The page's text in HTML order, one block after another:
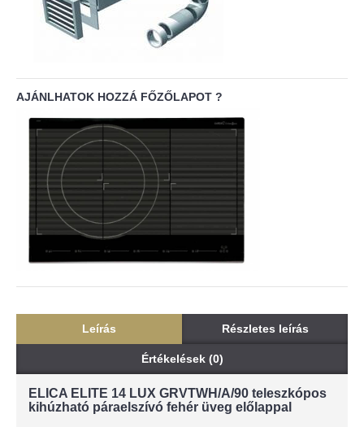
AJÁNLHATOK HOZZÁ FŐZŐLAPOT ?
Leírás Részletes leírás
Értékelések (0)
ELICA ELITE 14 LUX GRVTWH/A/90 teleszkópos
kihúzható páraelszívó fehér üveg előlappal